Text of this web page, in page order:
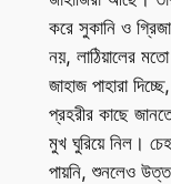
করে সুকানি ও
নয়, লাঠিয়ালের
জাহাজ পাহারা
প্রহরীর কাছে
মুখ ঘুরিয়ে নিল।
পায়নি, শুনলেও